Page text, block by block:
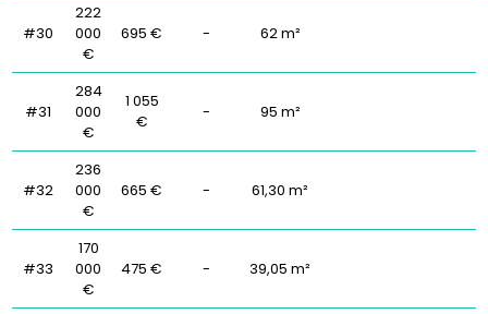
#30
222
000
€
695 € - 62 m²
#31
284
000
€
1 055
€
- 95 m²
#32
236
000
€
665 € - 61,30 m²
#33
170
000
€
475 € - 39,05 m²